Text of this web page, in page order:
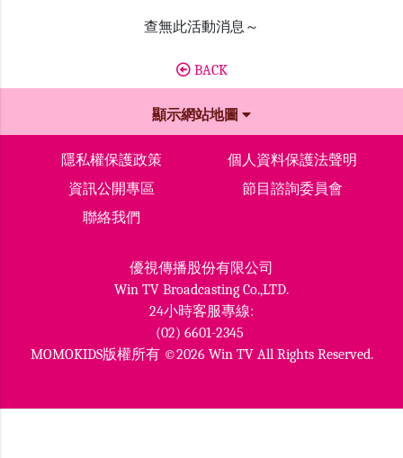
查無此活動消息～
BACK
顯示網站地圖
隱私權保護政策
個人資料保護法聲明
資訊公開專區
節目諮詢委員會
聯絡我們
優視傳播股份有限公司
Win TV Broadcasting Co.,LTD.
24小時客服專線:
(02) 6601-2345
MOMOKIDS版權所有 ©2026 Win TV All Rights Reserved.